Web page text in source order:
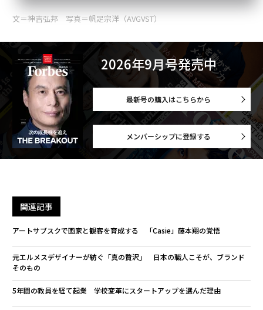
文＝神吉弘邦 写真＝帆足宗洋（AVGVST）
2026年9月号発売中
最新号の購入はこちらから
メンバーシップに登録する
関連記事
アートサブスクで画家と観客を育成する 「Casie」藤本翔の覚悟
元エルメスデザイナーが紡ぐ「真の贅沢」 日本の職人こそが、ブランド
そのもの
5年間の教員を経て起業 学校変革にスタートアップを選んだ理由